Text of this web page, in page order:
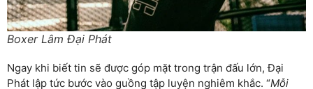
Boxer Lâm Đại Phát
Ngay khi biết tin sẽ được góp mặt trong trận đấu lớn, Đại
Phát lập tức bước vào guồng tập luyện nghiêm khắc. “Mỗi